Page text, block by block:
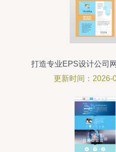
打造专业EPS设计公司
更新时间：2026-